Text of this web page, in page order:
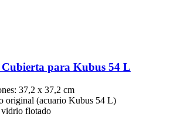
Cubierta para Kubus 54 L
37,2 x 37,2 cm
original (acuario Kubus 54 L)
flotado